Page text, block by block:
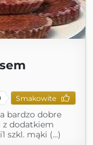
Smakowite
bardzo dobre
z dodatkiem
szkl. mąki (...)